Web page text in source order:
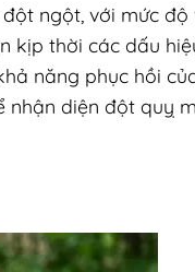
ngột, với mức độ
kịp thời các dấu
năng phục hồi
nhận diện đột quỵ